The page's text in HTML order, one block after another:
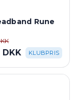
Rune
KLUBPRIS